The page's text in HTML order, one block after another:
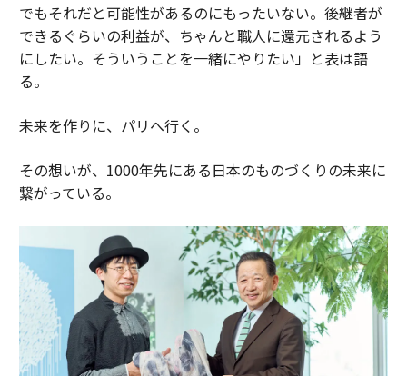
でもそれだと可能性があるのにもったいない。後継者が
できるぐらいの利益が、ちゃんと職人に還元されるよう
にしたい。そういうことを一緒にやりたい」と表は語
る。
未来を作りに、パリへ行く。
その想いが、1000年先にある日本のものづくりの未来に
繋がっている。